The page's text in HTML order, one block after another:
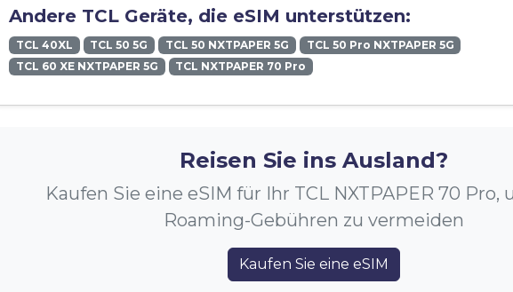
Andere TCL Geräte, die eSIM unterstützen:
TCL 40XL TCL 50 5G TCL 50 NXTPAPER 5G
TCL 50 Pro NXTPAPER 5G
TCL 60 XE NXTPAPER 5G
TCL NXTPAPER 70 Pro
Reisen Sie ins Ausland?
Kaufen Sie eine eSIM für Ihr TCL NXTPAPER 70 Pro,
Roaming-Gebühren zu vermeiden
Kaufen Sie eine eSIM